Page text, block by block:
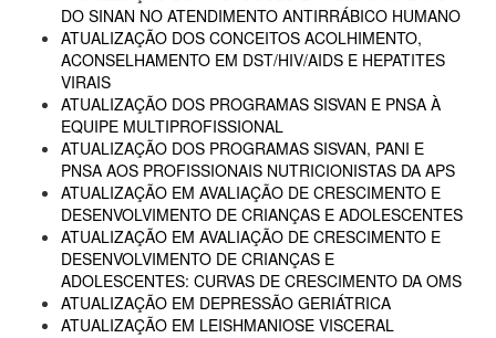
DO SINAN NO ATENDIMENTO ANTIRRÁBICO HUMANO
ATUALIZAÇÃO DOS CONCEITOS ACOLHIMENTO,
ACONSELHAMENTO EM DST/HIV/AIDS E HEPATITES
VIRAIS
ATUALIZAÇÃO DOS PROGRAMAS SISVAN E PNSA À
EQUIPE MULTIPROFISSIONAL
ATUALIZAÇÃO DOS PROGRAMAS SISVAN, PANI E
PNSA AOS PROFISSIONAIS NUTRICIONISTAS DA APS
ATUALIZAÇÃO EM AVALIAÇÃO DE CRESCIMENTO E
DESENVOLVIMENTO DE CRIANÇAS E ADOLESCENTES
ATUALIZAÇÃO EM AVALIAÇÃO DE CRESCIMENTO E
DESENVOLVIMENTO DE CRIANÇAS E
ADOLESCENTES: CURVAS DE CRESCIMENTO DA OMS
ATUALIZAÇÃO EM DEPRESSÃO GERIÁTRICA
ATUALIZAÇÃO EM LEISHMANIOSE VISCERAL